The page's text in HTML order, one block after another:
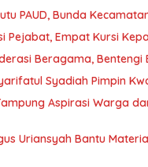
PAUD, Bunda
Pejabat, Empat Kursi
Beragama,
Syadiah Pimpin
Aspirasi Warga
Uriansyah Bantu